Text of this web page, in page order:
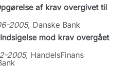
af krav overgivet til
2005, Danske Bank
mod krav overgået
2005, HandelsFinans